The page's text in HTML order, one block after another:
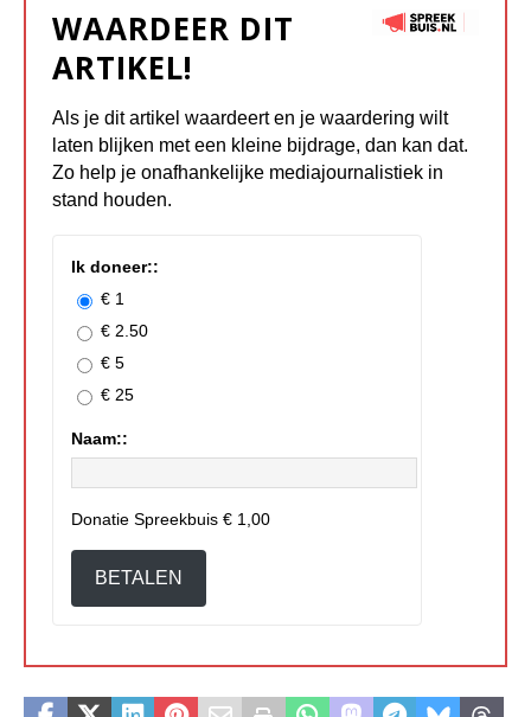
WAARDEER DIT
ARTIKEL!
Als je dit artikel waardeert en je waardering wilt
laten blijken met een kleine bijdrage, dan kan dat.
Zo help je onafhankelijke mediajournalistiek in
stand houden.
Ik doneer::
€ 1
€ 2.50
€ 5
€ 25
Naam::
Donatie Spreekbuis € 1,00
BETALEN